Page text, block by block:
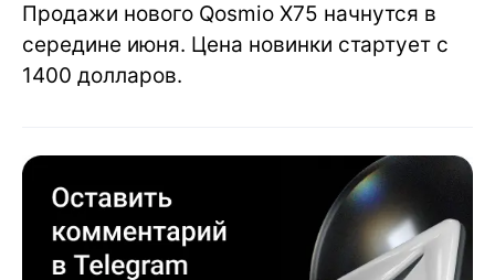
Продажи нового Qosmio X75 начнутся в
середине июня. Цена новинки стартует с
1400 долларов.